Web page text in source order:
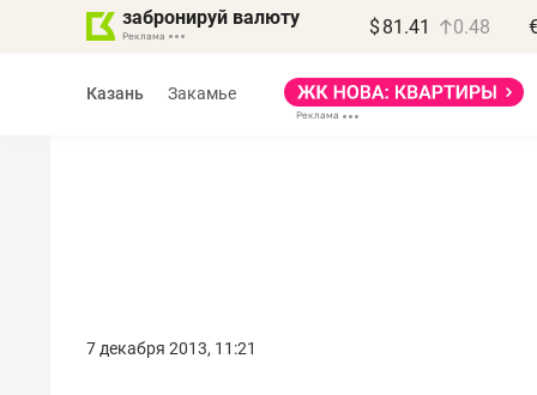
забронируй валюту $ 81.41 0.48
Казань Закамье
7 декабря 2013, 11:21